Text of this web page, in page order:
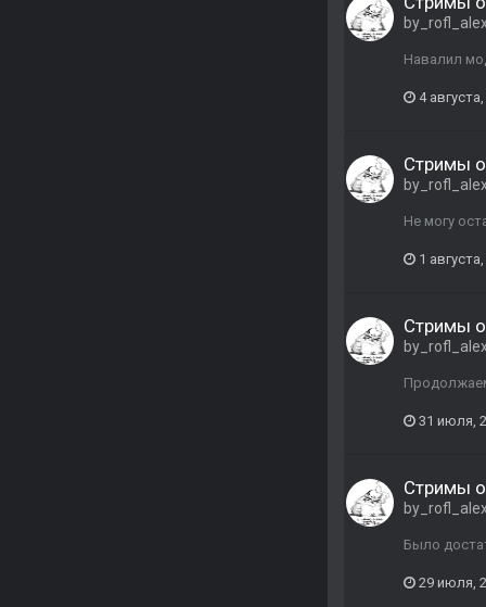
Навалил
4
Стримы
Не могу
1
Стримы
31 июля,
Стримы
Было
29 июля,